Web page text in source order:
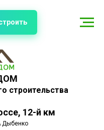
строительства
12-й км
Дыбенко